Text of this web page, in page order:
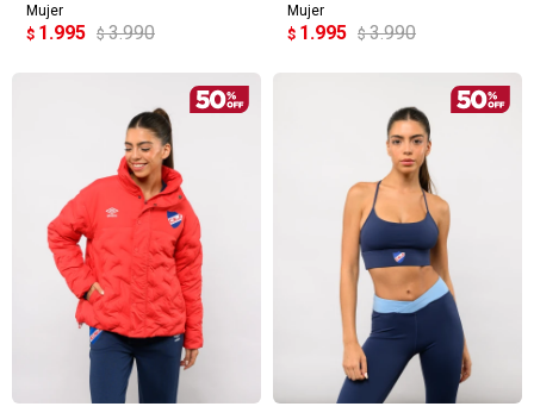
Mujer
$ 1.995 $ 3.990
Mujer
$ 1.995 $ 3.990